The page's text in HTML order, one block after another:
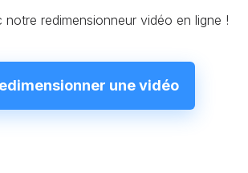
notre redimensionneur vidéo en ligne !
une vidéo